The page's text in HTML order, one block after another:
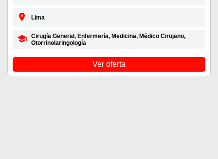
Lima
Cirugía General, Enfermería, Medicina, Médico Cirujano,
Otorrinolaringología
Ver oferta